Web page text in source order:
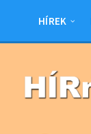
sidebar
HÍREK